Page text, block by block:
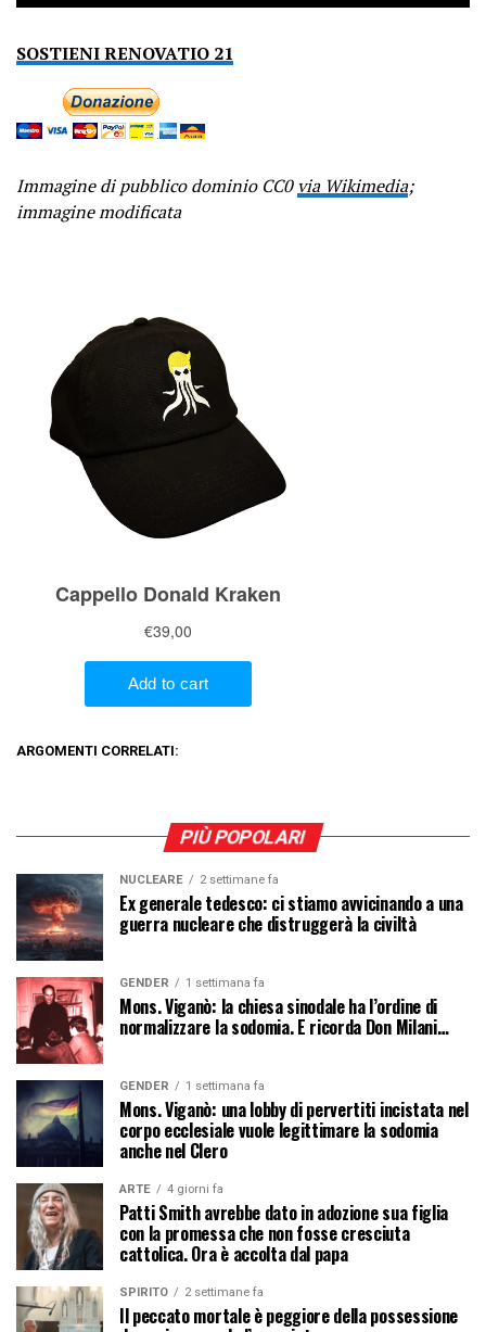
SOSTIENI RENOVATIO 21
Immagine di pubblico dominio CC0via Wikimedia;
immagine modificata
ARGOMENTI CORRELATI:
PIÙ POPOLARI
NUCLEARE 2 settimane fa
Ex generale tedesco: ci stiamo avvicinando a una
guerra nucleare che distruggerà la civiltà
GENDER 1 settimana fa
Mons. Viganò: la chiesa sinodale ha l’ordine di
normalizzare la sodomia. E ricorda Don Milani…
GENDER 1 settimana fa
Mons. Viganò: una lobby di pervertiti incistata nel
corpo ecclesiale vuole legittimare la sodomia
anche nel Clero
ARTE 4 giorni fa
Patti Smith avrebbe dato in adozione sua figlia
con la promessa che non fosse cresciuta
cattolica. Ora è accolta dal papa
SPIRITO 2 settimane fa
Il peccato mortale è peggiore della possessione